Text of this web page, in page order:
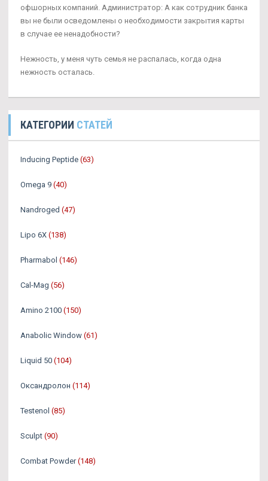
офшорных компаний. Администратор: А как сотрудник банка
вы не были осведомлены о необходимости закрытия карты
в случае ее ненадобности?
Нежность, у меня чуть семья не распалась, когда одна
нежность осталась.
КАТЕГОРИИ СТАТЕЙ
Inducing Peptide (63)
Omega 9 (40)
Nandroged (47)
Lipo 6X (138)
Pharmabol (146)
Cal-Mag (56)
Amino 2100 (150)
Anabolic Window (61)
Liquid 50 (104)
Оксандролон (114)
Testenol (85)
Sculpt (90)
Combat Powder (148)